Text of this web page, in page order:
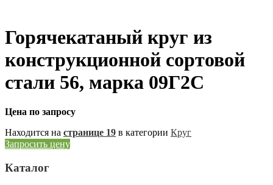
Горячекатаный круг из
конструкционной сортовой
стали 56, марка 09Г2С
Цена по запросу
Находится на странице 19 в категории Круг
Запросить цену
Каталог